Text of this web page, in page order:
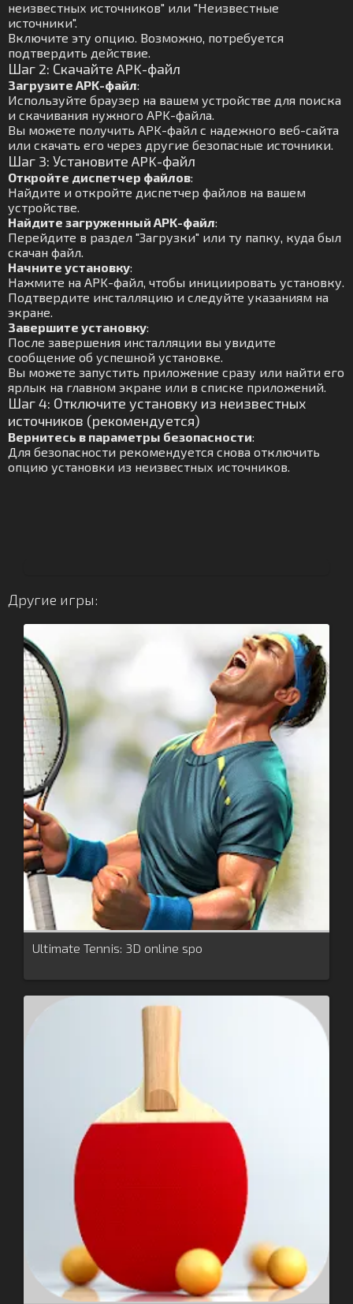
неизвестных источников" или "Неизвестные
источники".
Включите эту опцию. Возможно, потребуется
подтвердить действие.
Шаг 2: Скачайте APK-файл
Загрузите APK-файл:
Используйте браузер на вашем устройстве для поиска
и скачивания нужного APK-файла.
Вы можете получить APK-файл с надежного веб-сайта
или скачать его через другие безопасные источники.
Шаг 3: Установите APK-файл
Откройте диспетчер файлов:
Найдите и откройте диспетчер файлов на вашем
устройстве.
Найдите загруженный APK-файл:
Перейдите в раздел "Загрузки" или ту папку, куда был
скачан файл.
Начните установку:
Нажмите на APK-файл, чтобы инициировать установку.
Подтвердите инсталляцию и следуйте указаниям на
экране.
Завершите установку:
После завершения инсталляции вы увидите
сообщение об успешной установке.
Вы можете запустить приложение сразу или найти его
ярлык на главном экране или в списке приложений.
Шаг 4: Отключите установку из неизвестных
источников (рекомендуется)
Вернитесь в параметры безопасности:
Для безопасности рекомендуется снова отключить
опцию установки из неизвестных источников.
Другие игры:
Ultimate Tennis: 3D online spo